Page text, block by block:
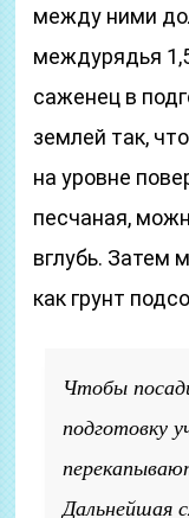
между ними
междурядья
саженец в
землей так,
на уровне
песчаная,
вглубь. Затем
как грунт
Чтобы
подготовку
Дальнейшая